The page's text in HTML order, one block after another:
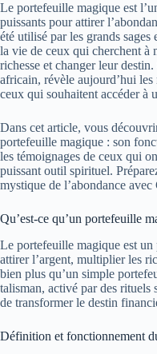
Le portefeuille magique est
puissants pour attirer
été utilisé par les grands
la vie de ceux qui cherchent à
richesse et changer leur
africain, révèle aujourd’hui
ceux qui souhaitent accéder à
Dans cet article, vous
portefeuille magique : son
les témoignages de ceux qui
puissant outil spirituel.
mystique de l’abondance
Qu’est-ce qu’un portefeuille
Le portefeuille magique est
attirer l’argent, multiplier les
bien plus qu’un simple
talisman, activé par des rituels
de transformer le destin
Définition et fonctionnement